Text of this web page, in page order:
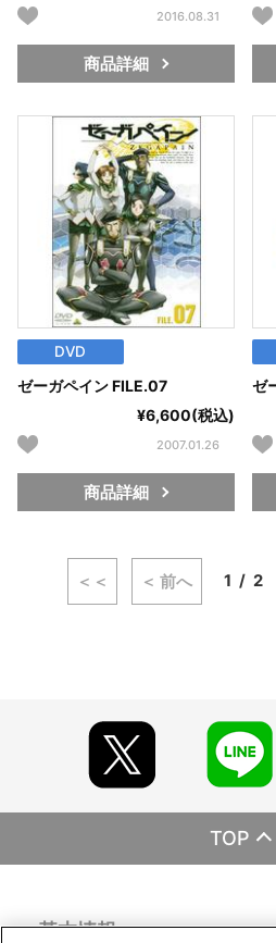
2016.08.31
商品詳細
DVD
ゼーガペイン FILE.07
¥6,600(税込)
2007.01.26
商品詳細
ゼ
＜＜ ＜ 前へ 1 2
TOP
基本情報